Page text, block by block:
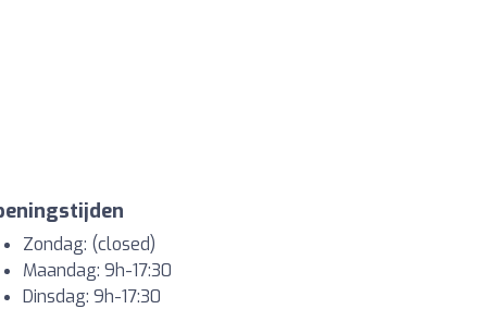
Zondag: (closed)
Maandag: 9h-17:30
Dinsdag: 9h-17:30